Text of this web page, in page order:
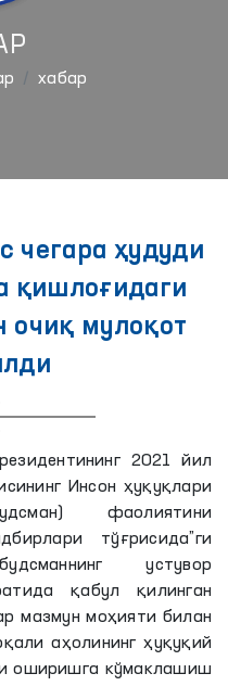
хабар
чегара ҳудуди
қишлоғидаги
очиқ мулоқот
2021 йил
Инсон ҳуқуқлари
фаолиятини
тўғрисида”ги
устувор
қабул қилинган
мазмун моҳияти билан
аҳолининг ҳуқуқий
оширишга кўмаклашиш